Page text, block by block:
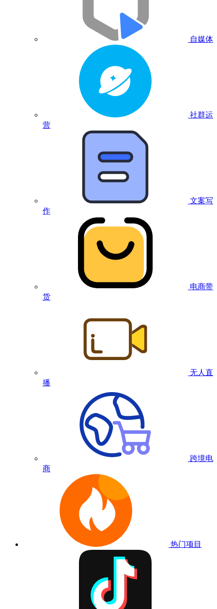
自媒体
社群运
营
文案写
作
电商带
货
无人直
播
跨境电
商
热门项目